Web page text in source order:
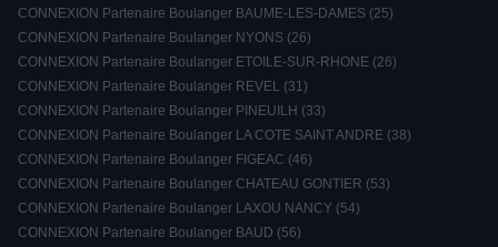
CONNEXION Partenaire Boulanger BAUME-LES-DAMES (25)
CONNEXION Partenaire Boulanger NYONS (26)
CONNEXION Partenaire Boulanger ETOILE-SUR-RHONE (26)
CONNEXION Partenaire Boulanger REVEL (31)
CONNEXION Partenaire Boulanger PINEUILH (33)
CONNEXION Partenaire Boulanger LA COTE SAINT ANDRE (38)
CONNEXION Partenaire Boulanger FIGEAC (46)
CONNEXION Partenaire Boulanger CHATEAU GONTIER (53)
CONNEXION Partenaire Boulanger LAXOU NANCY (54)
CONNEXION Partenaire Boulanger BAUD (56)